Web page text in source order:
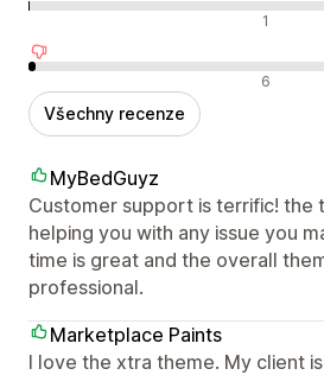
Neutrální recenze 1
Negativní recenze 6
Všechny recenze
MyBedGuyz
Customer support is terrific! the
helping you with any issue you
time is great and the overall
professional.
Marketplace Paints
I love the xtra theme. My client